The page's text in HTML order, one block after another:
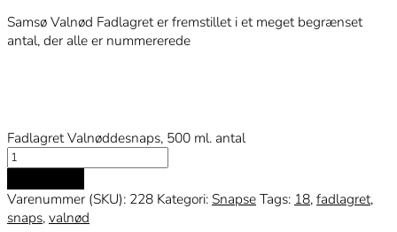
Samsø Valnød Fadlagret er fremstillet i et meget begrænset
antal, der alle er nummererede
Fadlagret Valnøddesnaps, 500 ml. antal
Varenummer (SKU): 228 Kategori:SnapseTags: 18,fadlagret,
snaps,valnød